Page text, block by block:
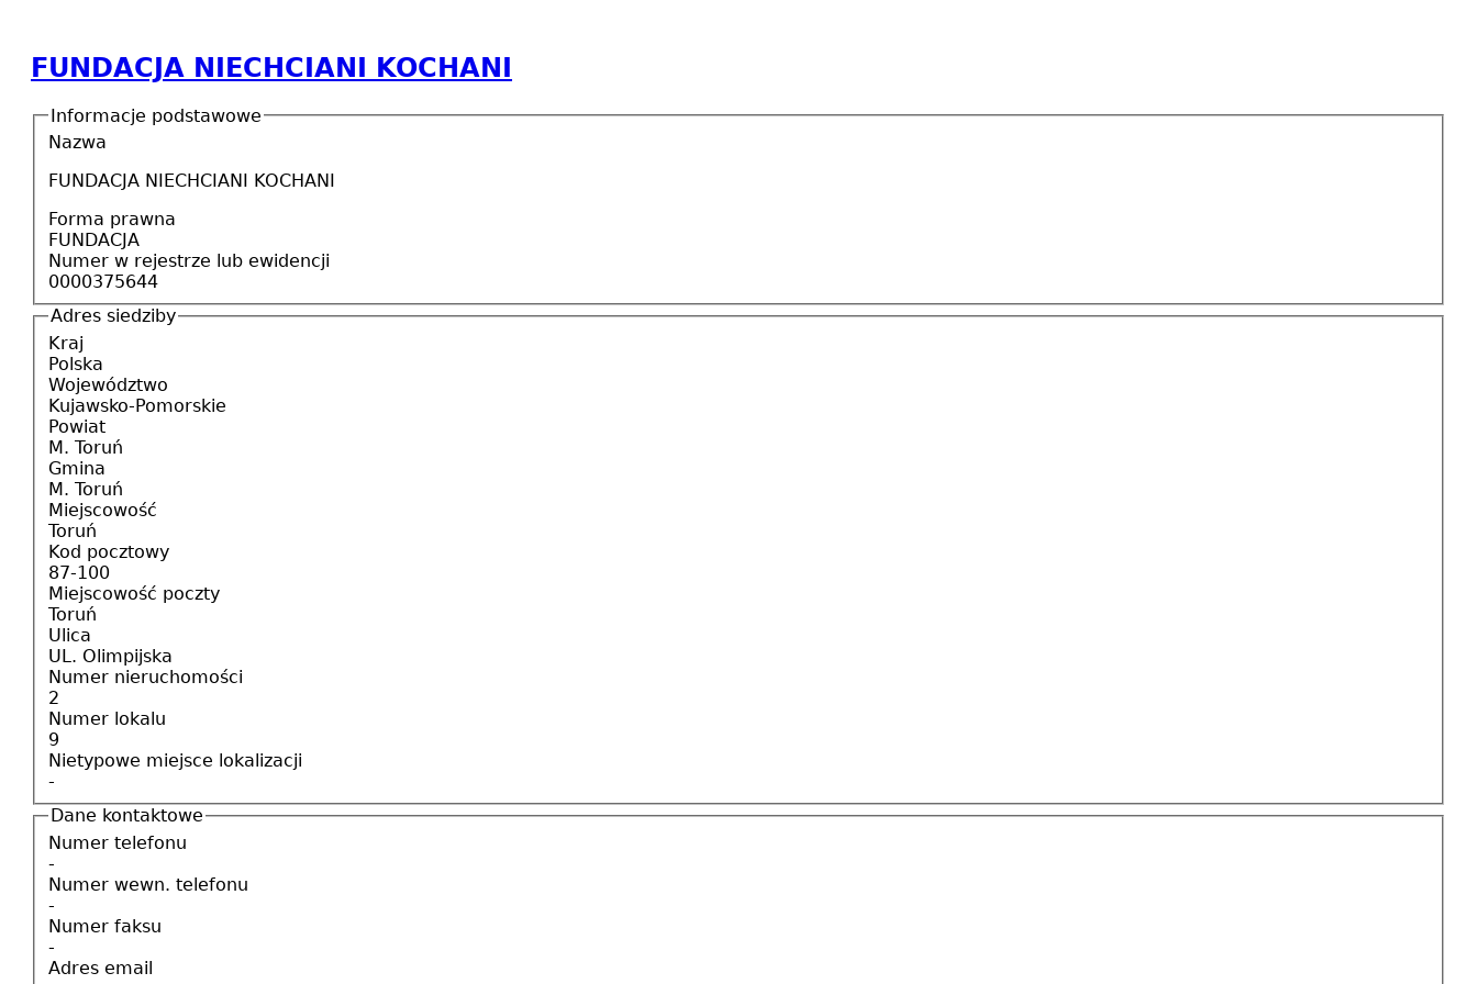
FUNDACJA NIECHCIANI KOCHANI
Informacje podstawowe
Nazwa
FUNDACJA NIECHCIANI KOCHANI
Forma prawna
FUNDACJA
Numer w rejestrze lub ewidencji
0000375644
Adres siedziby
Kraj
Polska
Województwo
Kujawsko-Pomorskie
Powiat
M. Toruń
Gmina
M. Toruń
Miejscowość
Toruń
Kod pocztowy
87-100
Miejscowość poczty
Toruń
Ulica
UL. Olimpijska
Numer nieruchomości
2
Numer lokalu
9
Nietypowe miejsce lokalizacji
-
Dane kontaktowe
Numer telefonu
-
Numer wewn. telefonu
-
Numer faksu
-
Adres email